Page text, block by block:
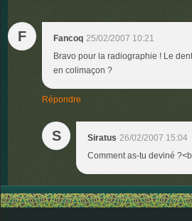
F Fancoq 25/02/2007 10:21
Bravo pour la radiographie ! Le
en colimaçon ?
Répondre
S Siratus 26/02/2007 15:04
Comment as-tu deviné